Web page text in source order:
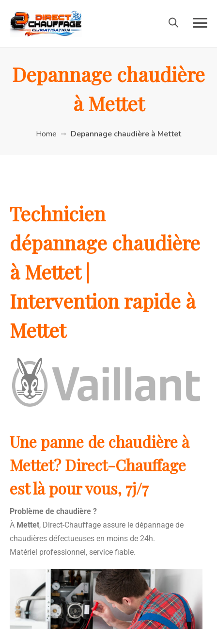
Depannage chaudière
à Mettet
Home Depannage chaudière à Mettet
Technicien
dépannage chaudière
à Mettet |
Intervention rapide à
Mettet
Une panne de chaudière à
Mettet? Direct-Chauffage
est là pour vous, 7j/7
Problème de chaudière ?
À Mettet, Direct-Chauffage assure le dépannage de
chaudières défectueuses en moins de 24h.
Matériel professionnel, service fiable.